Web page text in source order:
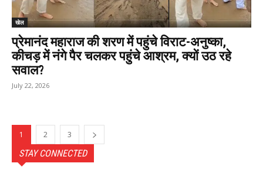
खेल
प्रेमानंद महाराज की शरण में पहुंचे विराट-अनुष्का,
कीचड़ में नंगे पैर चलकर पहुंचे आश्रम, क्यों उठ रहे
सवाल?
July 22, 2026
1 2 3
STAY CONNECTED